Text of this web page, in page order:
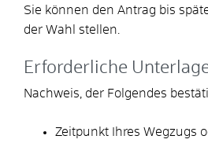
Sie können den Antrag bis
der Wahl stellen.
Erforderliche
Nachweis, der Folgendes
Zeitpunkt Ihres Wegzugs